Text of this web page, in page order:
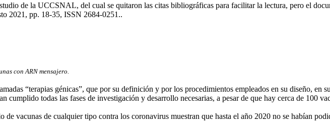
de la UCCSNAL, del cual se quitaron las citas bibliográficas para facilitar la lectura, pero el
2021, pp. 18-35, ISSN 2684-0251..
con ARN mensajero.
“terapias génicas”, que por su definición y por los procedimientos empleados en su diseño, en
cumplido todas las fases de investigación y desarrollo necesarias, a pesar de que hay cerca de 100
de vacunas de cualquier tipo contra los coronavirus muestran que hasta el año 2020 no se habían